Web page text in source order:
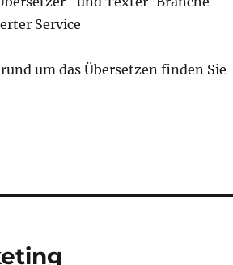
Service
um das Übersetzen finden Sie